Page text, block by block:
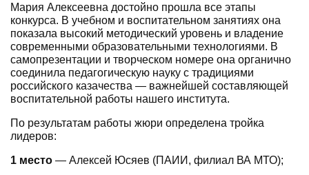
Мария Алексеевна достойно прошла все этапы
конкурса. В учебном и воспитательном занятиях она
показала высокий методический уровень и владение
современными образовательными технологиями. В
самопрезентации и творческом номере она органично
соединила педагогическую науку с традициями
российского казачества — важнейшей составляющей
воспитательной работы нашего института.
По результатам работы жюри определена тройка
лидеров:
1 место — Алексей Юсяев (ПАИИ, филиал ВА МТО);